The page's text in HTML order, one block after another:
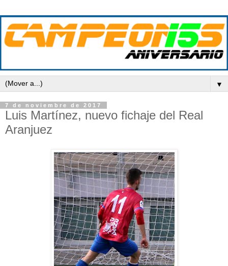
▼
7 de noviembre de 2017
Luis Martínez, nuevo fichaje del Real
Aranjuez